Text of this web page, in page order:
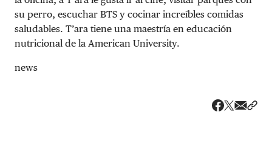
su perro, escuchar BTS y cocinar increíbles comidas
saludables. T’ara tiene una maestría en educación
nutricional de la American University.
news